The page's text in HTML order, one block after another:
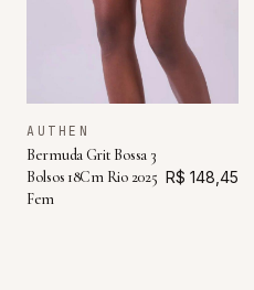
AUTHEN
Bermuda Grit Bossa 3
Bolsos 18Cm Rio 2025
Fem
R$ 148,45